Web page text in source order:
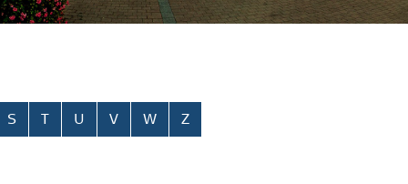
S T U V W Z